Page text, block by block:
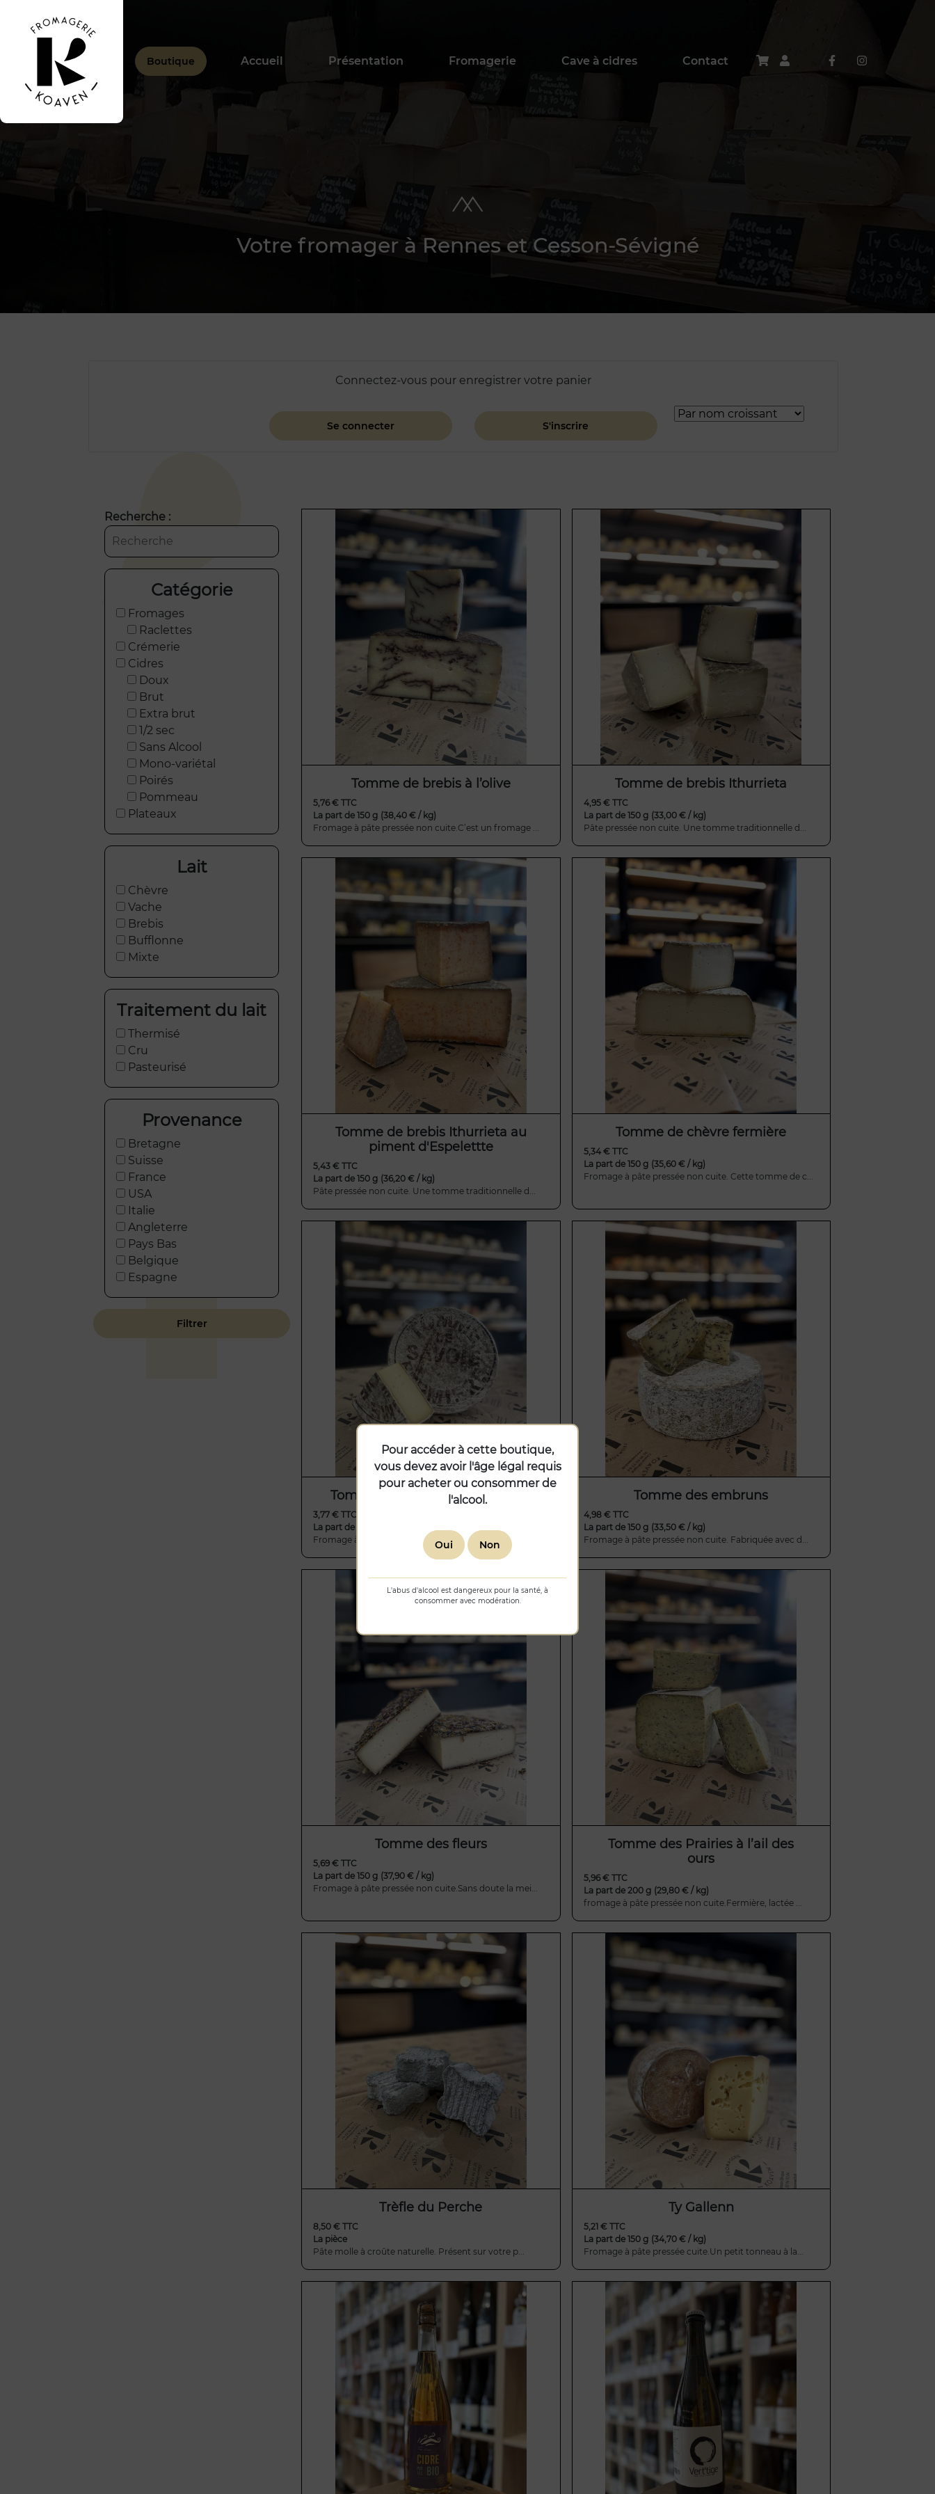
Boutique Accueil Présentation Fromagerie Cave à cidres Contact
Votre fromager à Rennes et Cesson-Sévigné
Connectez-vous pour enregistrer votre panier
Se connecter S'inscrire
Recherche :
Catégorie
Fromages
Raclettes
Crémerie
Cidres
Doux
Brut
Extra brut
1/2 sec
Sans Alcool
Mono-variétal
Poirés
Pommeau
Plateaux
Lait
Chèvre
Vache
Brebis
Bufflonne
Mixte
Traitement du lait
Thermisé
Cru
Pasteurisé
Provenance
Bretagne
Suisse
France
USA
Italie
Angleterre
Pays Bas
Belgique
Espagne
Filtrer
Tomme de brebis à l’olive
5,76 € TTC
La part de 150 g (38,40 € / kg)
Fromage à pâte pressée non cuite.C’est un fromage ...
Tomme de brebis Ithurrieta
4,95 € TTC
La part de 150 g (33,00 € / kg)
Pâte pressée non cuite. Une tomme traditionnelle d...
Tomme de brebis Ithurrieta au
piment d'Espelettte
5,43 € TTC
La part de 150 g (36,20 € / kg)
Pâte pressée non cuite. Une tomme traditionnelle d...
Tomme de chèvre fermière
5,34 € TTC
La part de 150 g (35,60 € / kg)
Fromage à pâte pressée non cuite. Cette tomme de c...
Tomme de Savoie fermière AOP
3,77 € TTC
La part de 150 g
Fromage à pâte pressée non cuite.C’est un incontou...
Tomme des embruns
4,98 € TTC
La part de 150 g (33,50 € / kg)
Fromage à pâte pressée non cuite. Fabriquée avec d...
Tomme des fleurs
5,69 € TTC
La part de 150 g (37,90 € / kg)
Fromage à pâte pressée non cuite.Sans doute la mei...
Tomme des Prairies à l’ail des
ours
5,96 € TTC
La part de 200 g (29,80 € / kg)
fromage à pâte pressée non cuite.Fermière, lactée ...
Trèfle du Perche
8,50 € TTC
La pièce
Pâte molle à croûte naturelle. Présent sur votre p...
Ty Gallenn
5,21 € TTC
La part de 150 g (34,70 € / kg)
Fromage à pâte pressée cuite.Un petit tonneau à la...
Pour accéder à cette boutique,
vous devez avoir l'âge légal requis
pour acheter ou consommer de
l'alcool.
Oui Non
L'abus d'alcool est dangereux pour la santé, à
consommer avec modération.